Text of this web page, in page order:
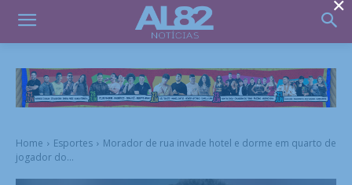
Home Esportes
Morador de rua invade hotel e dorme em quarto de
jogador do...